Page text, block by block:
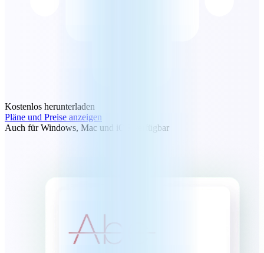
Kostenlos herunterladen
Pläne und Preise anzeigen
Auch für Windows, Mac und iOS verfügbar